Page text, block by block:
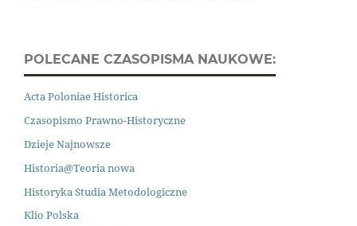
POLECANE CZASOPISMA NAUKOWE:
Acta Poloniae Historica
Czasopismo Prawno-Historyczne
Dzieje Najnowsze
Historia@Teoria nowa
Historyka Studia Metodologiczne
Klio Polska